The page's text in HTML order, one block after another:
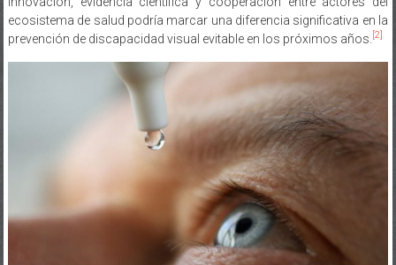
ecosistema de salud podría marcar una diferencia significativa en la
prevención de discapacidad visual evitable en los próximos años. [2]